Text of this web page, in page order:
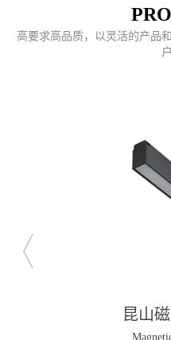
高要求高品质，以灵活的产品
昆山